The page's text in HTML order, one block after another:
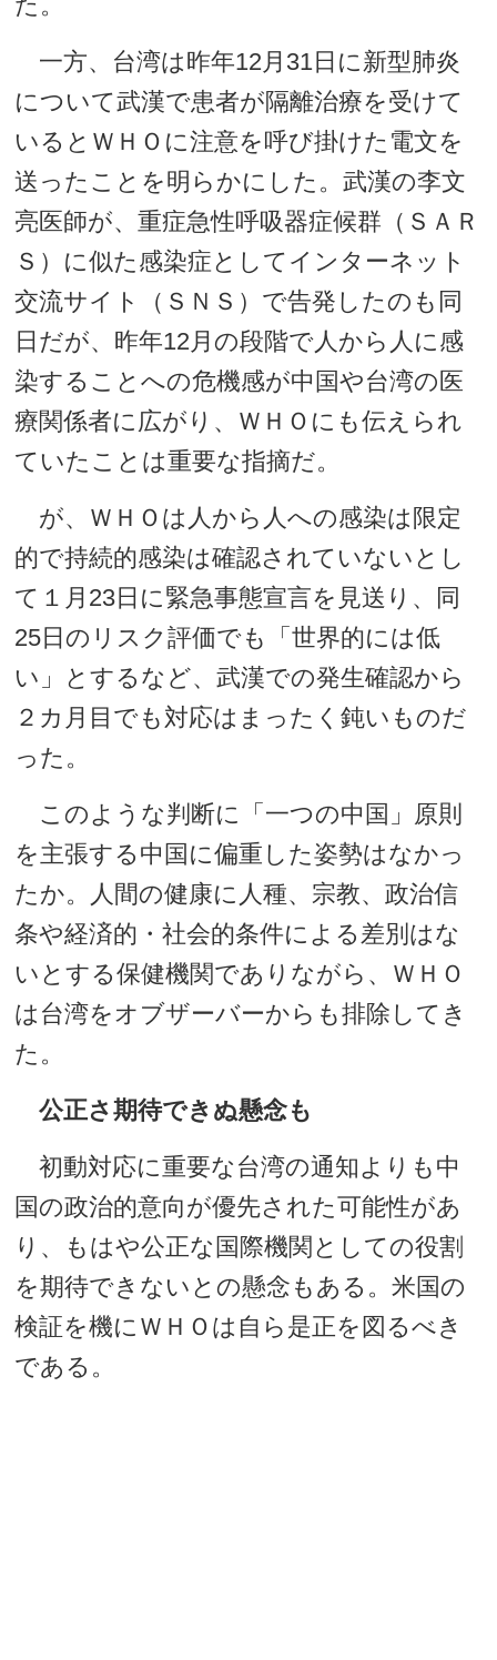
一方、台湾は昨年12月31日に新型肺炎
について武漢で患者が隔離治療を受けて
いるとＷＨＯに注意を呼び掛けた電文を
送ったことを明らかにした。武漢の李文
亮医師が、重症急性呼吸器症候群（ＳＡＲ
Ｓ）に似た感染症としてインターネット
交流サイト（ＳＮＳ）で告発したのも同
日だが、昨年12月の段階で人から人に感
染することへの危機感が中国や台湾の医
療関係者に広がり、ＷＨＯにも伝えられ
ていたことは重要な指摘だ。
が、ＷＨＯは人から人への感染は限定
的で持続的感染は確認されていないとし
て１月23日に緊急事態宣言を見送り、同
25日のリスク評価でも「世界的には低
い」とするなど、武漢での発生確認から
２カ月目でも対応はまったく鈍いものだ
った。
このような判断に「一つの中国」原則
を主張する中国に偏重した姿勢はなかっ
たか。人間の健康に人種、宗教、政治信
条や経済的・社会的条件による差別はな
いとする保健機関でありながら、ＷＨＯ
は台湾をオブザーバーからも排除してき
た。
公正さ期待できぬ懸念も
初動対応に重要な台湾の通知よりも中
国の政治的意向が優先された可能性があ
り、もはや公正な国際機関としての役割
を期待できないとの懸念もある。米国の
検証を機にＷＨＯは自ら是正を図るべき
である。